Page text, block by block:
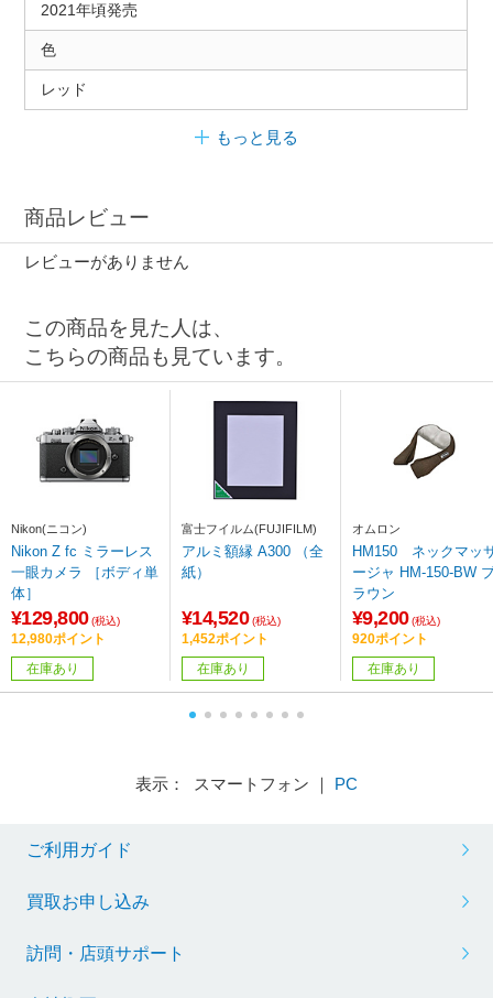
2021年頃発売
色
レッド
もっと見る
商品レビュー
レビューがありません
この商品を見た人は、
こちらの商品も見ています。
Nikon(ニコン)
Nikon Z fc ミラーレス
一眼カメラ ［ボディ単
体］
¥129,800 (税込)
12,980ポイント
在庫あり
富士フイルム(FUJIFILM)
アルミ額縁 A300 （全
紙）
¥14,520 (税込)
1,452ポイント
在庫あり
オムロン
HM150 ネックマッ
ージャ HM-150-BW
ラウン
¥9,200 (税込)
920ポイント
在庫あり
表示： スマートフォン ｜ PC
ご利用ガイド
買取お申し込み
訪問・店頭サポート